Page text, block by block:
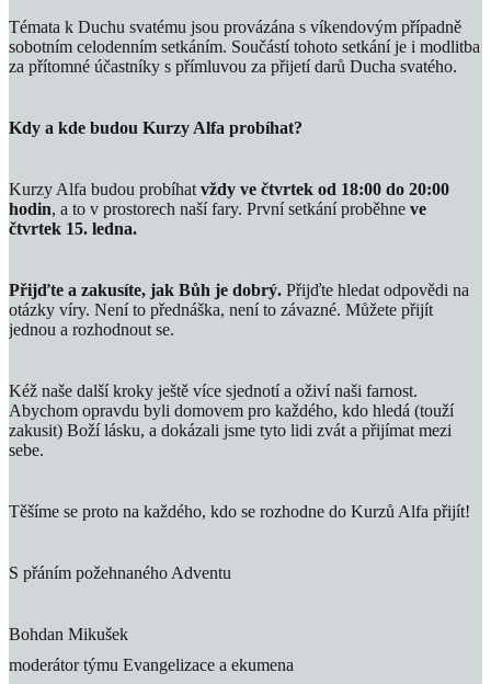
Témata k Duchu svatému jsou provázána s víkendovým případně
sobotním celodenním setkáním. Součástí tohoto setkání je i modlitba
za přítomné účastníky s přímluvou za přijetí darů Ducha svatého.
Kdy a kde budou Kurzy Alfa probíhat?
Kurzy Alfa budou probíhat vždy ve čtvrtek od 18:00 do 20:00
hodin, a to v prostorech naší fary. První setkání proběhne ve
čtvrtek 15. ledna.
Přijďte a zakusíte, jak Bůh je dobrý. Přijďte hledat odpovědi na
otázky víry. Není to přednáška, není to závazné. Můžete přijít
jednou a rozhodnout se.
Kéž naše další kroky ještě více sjednotí a oživí naši farnost.
Abychom opravdu byli domovem pro každého, kdo hledá (touží
zakusit) Boží lásku, a dokázali jsme tyto lidi zvát a přijímat mezi
sebe.
Těšíme se proto na každého, kdo se rozhodne do Kurzů Alfa přijít!
S přáním požehnaného Adventu
Bohdan Mikušek
moderátor týmu Evangelizace a ekumena